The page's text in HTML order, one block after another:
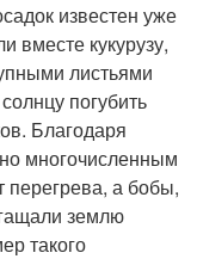
известен уже
вместе кукурузу,
листьями
погубить
Благодаря
многочисленным
перегрева, а бобы,
землю
такого